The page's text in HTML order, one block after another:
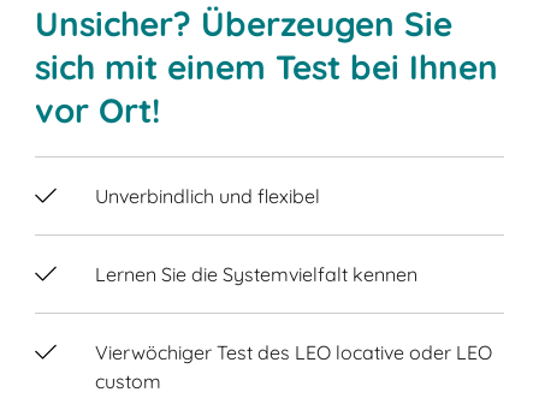
Unsicher? Überzeugen Sie
sich mit einem Test bei Ihnen
vor Ort!
Unverbindlich und flexibel
Lernen Sie die Systemvielfalt kennen
Vierwöchiger Test des LEO locative oder LEO
custom